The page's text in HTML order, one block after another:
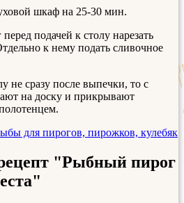
шкаф на 25-30 мин.
подачей к столу нарезать
к нему подать сливочное
не сразу после выпечки, то с
на доску и прикрывают
для пирогов, пирожков, кулебяк
"Рыбный пирог